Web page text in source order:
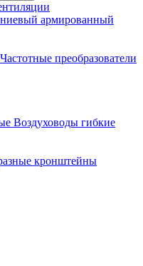
армированный
Частотные преобразователи
Воздуховоды гибкие
кронштейны